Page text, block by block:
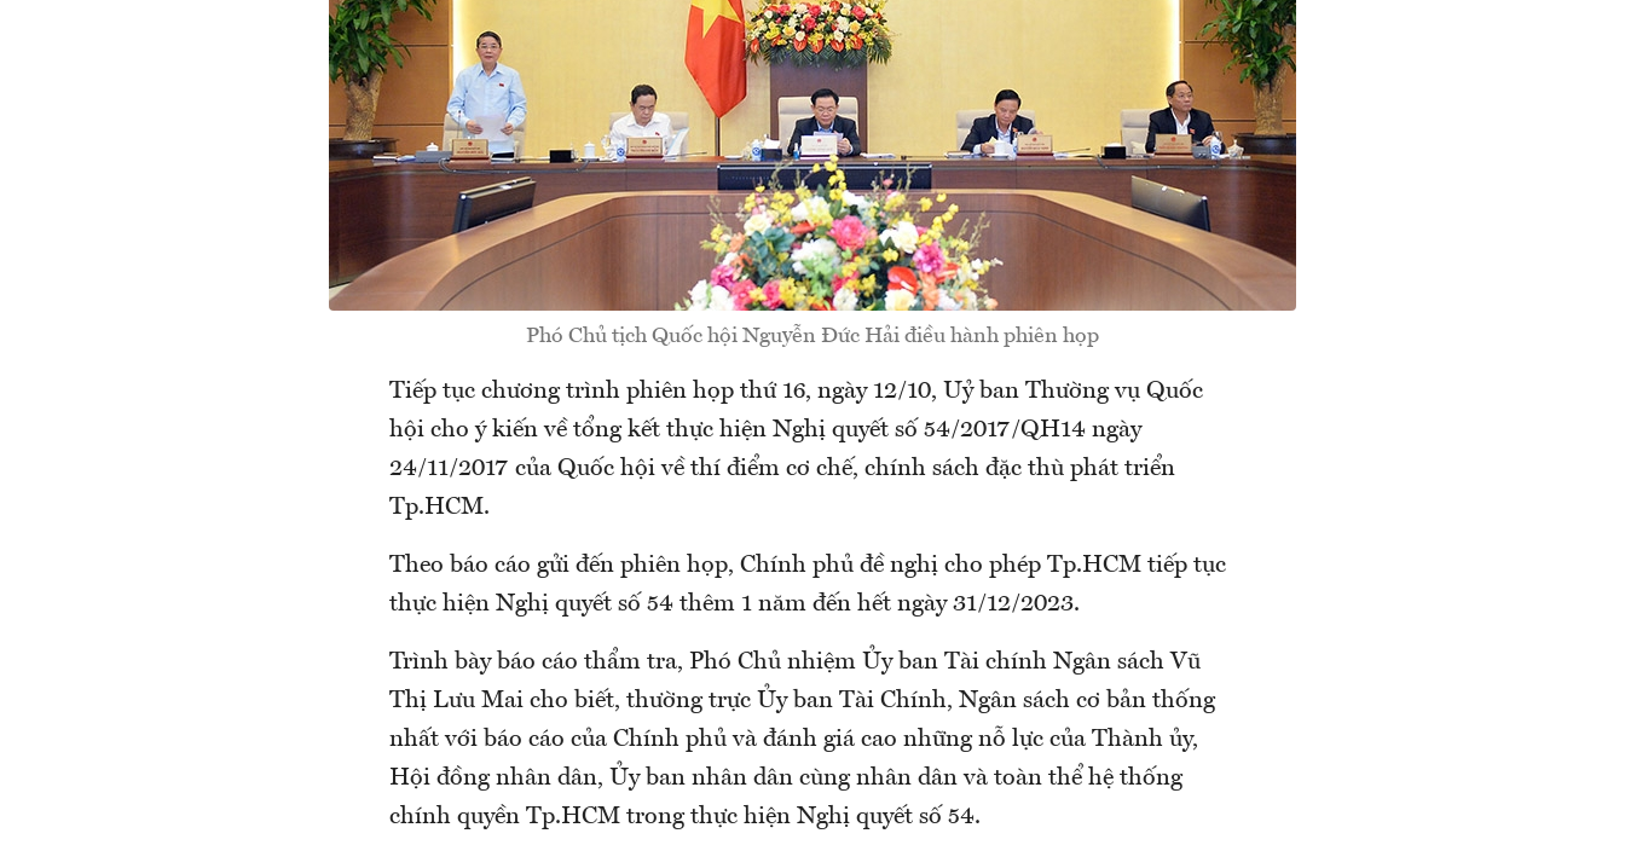
Phó Chủ tịch Quốc hội Nguyễn Đức Hải điều hành phiên họp
Tiếp tục chương trình phiên họp thứ 16, ngày 12/10, Uỷ ban Thường vụ Quốc
hội cho ý kiến về tổng kết thực hiện Nghị quyết số 54/2017/QH14 ngày
24/11/2017 của Quốc hội về thí điểm cơ chế, chính sách đặc thù phát triển
Tp.HCM.
Theo báo cáo gửi đến phiên họp, Chính phủ đề nghị cho phép Tp.HCM tiếp tục
thực hiện Nghị quyết số 54 thêm 1 năm đến hết ngày 31/12/2023.
Trình bày báo cáo thẩm tra, Phó Chủ nhiệm Ủy ban Tài chính Ngân sách Vũ
Thị Lưu Mai cho biết, thường trực Ủy ban Tài Chính, Ngân sách cơ bản thống
nhất với báo cáo của Chính phủ và đánh giá cao những nỗ lực của Thành ủy,
Hội đồng nhân dân, Ủy ban nhân dân cùng nhân dân và toàn thể hệ thống
chính quyền Tp.HCM trong thực hiện Nghị quyết số 54.